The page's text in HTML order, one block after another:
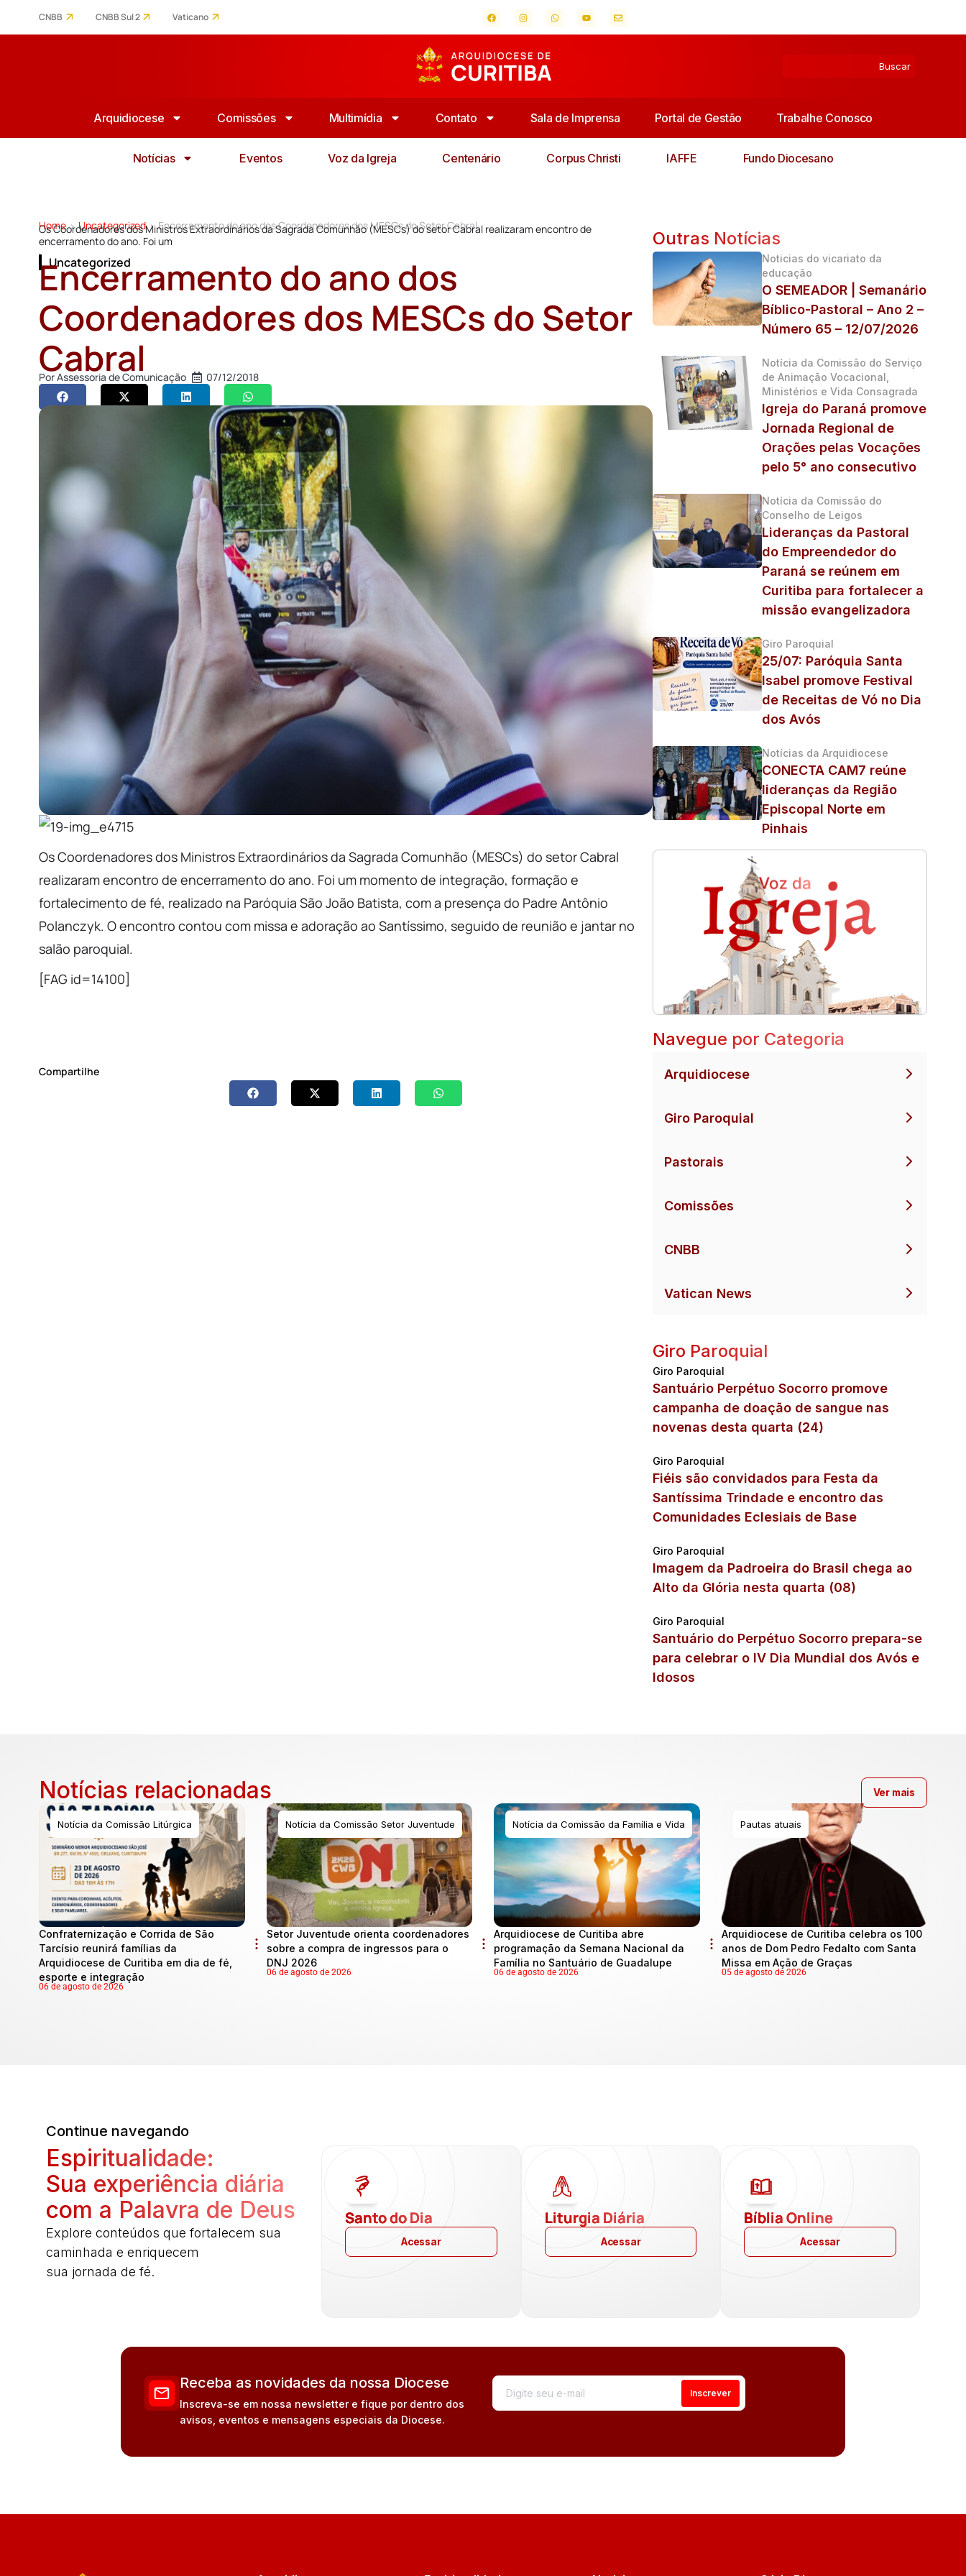
CNBB CNBB Sul 2 Vaticano
Arquidiocese Comissões Multimídia Contato Sala de Imprensa Portal de Gestão Trabalhe Conosco
Notícias Eventos Voz da Igreja Centenário Corpus Christi IAFFE Fundo Diocesano
Home > Uncategorized > Encerramento do ano dos Coordenadores dos MESCs do Setor Cabral
Os Coordenadores dos Ministros Extraordinários da Sagrada Comunhão (MESCs) do setor Cabral realizaram encontro de
encerramento do ano. Foi um
Uncategorized
Encerramento do ano dos
Coordenadores dos MESCs do Setor
Cabral
PorAssessoria de Comunicação 07/12/2018
Os Coordenadores dos Ministros Extraordinários da Sagrada Comunhão (MESCs) do setor Cabral
realizaram encontro de encerramento do ano. Foi um momento de integração, formação e
fortalecimento de fé, realizado na Paróquia São João Batista, com a presença do Padre Antônio
Polanczyk. O encontro contou com missa e adoração ao Santíssimo, seguido de reunião e jantar no
salão paroquial.
[FAG id=14100]
Compartilhe
Outras Notícias
Noticias do vicariato da
educação
O SEMEADOR | Semanário
Bíblico-Pastoral – Ano 2 –
Número 65 – 12/07/2026
Notícia da Comissão do Serviço
de Animação Vocacional,
Ministérios e Vida Consagrada
Igreja do Paraná promove
Jornada Regional de
Orações pelas Vocações
pelo 5° ano consecutivo
Notícia da Comissão do
Conselho de Leigos
Lideranças da Pastoral
do Empreendedor do
Paraná se reúnem em
Curitiba para fortalecer a
missão evangelizadora
Giro Paroquial
25/07: Paróquia Santa
Isabel promove Festival
de Receitas de Vó no Dia
dos Avós
Notícias da Arquidiocese
CONECTA CAM7 reúne
lideranças da Região
Episcopal Norte em
Pinhais
Navegue por Categoria
Arquidiocese
Giro Paroquial
Pastorais
Comissões
CNBB
Vatican News
Giro Paroquial
Giro Paroquial
Santuário Perpétuo Socorro promove
campanha de doação de sangue nas
novenas desta quarta (24)
Giro Paroquial
Fiéis são convidados para Festa da
Santíssima Trindade e encontro das
Comunidades Eclesiais de Base
Giro Paroquial
Imagem da Padroeira do Brasil chega ao
Alto da Glória nesta quarta (08)
Giro Paroquial
Santuário do Perpétuo Socorro prepara-se
para celebrar o IV Dia Mundial dos Avós e
Idosos
Notícias relacionadas
Notícia da Comissão Litúrgica
Confraternização e Corrida de São
Tarcísio reunirá famílias da
Arquidiocese de Curitiba em dia de fé,
esporte e integração
06 de agosto de 2026
Notícia da Comissão Setor Juventude
Setor Juventude orienta coordenadores
sobre a compra de ingressos para o
DNJ 2026
06 de agosto de 2026
Notícia da Comissão da Família e Vida
Arquidiocese de Curitiba abre
programação da Semana Nacional da
Família no Santuário de Guadalupe
06 de agosto de 2026
Pautas atuais
Arquidiocese de Curitiba celebra os 100
anos de Dom Pedro Fedalto com Santa
Missa em Ação de Graças
05 de agosto de 2026
Ver mais
Continue navegando
Espiritualidade:
Sua experiência diária
com a Palavra de Deus
Explore conteúdos que fortalecem sua
caminhada e enriquecem
sua jornada de fé.
Santo do Dia
Acessar
Liturgia Diária
Acessar
Bíblia Online
Acessar
Receba as novidades da nossa Diocese
Inscreva-se em nossa newsletter e fique por dentro dos
avisos, eventos e mensagens especiais da Diocese.